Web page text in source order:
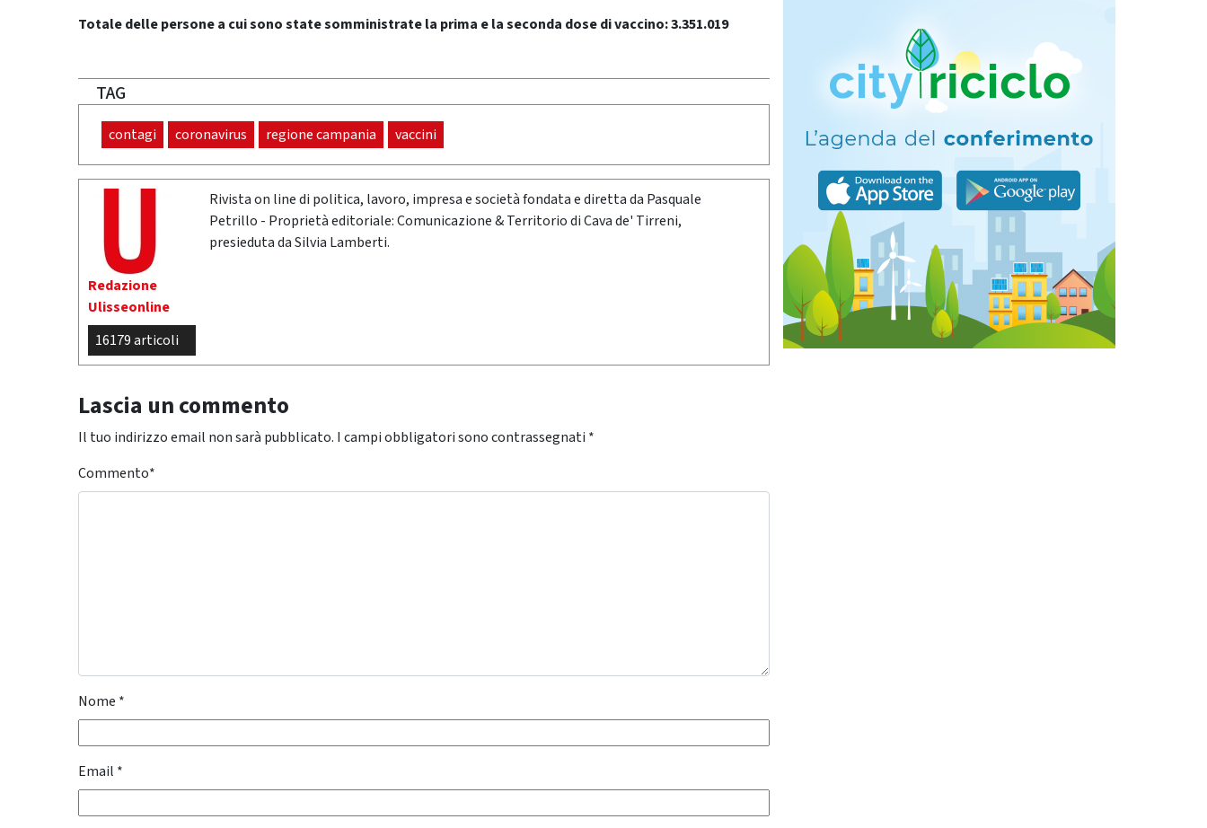
Totale delle persone a cui sono state somministrate la prima e la seconda dose di vaccino: 3.351.019
TAG
contagi coronavirus regione campania vaccini
Redazione
Ulisseonline
16179 articoli
Rivista on line di politica, lavoro, impresa e società fondata e diretta da Pasquale
Petrillo - Proprietà editoriale: Comunicazione & Territorio di Cava de' Tirreni,
presieduta da Silvia Lamberti.
Lascia un commento
Il tuo indirizzo email non sarà pubblicato. I campi obbligatori sono contrassegnati *
Commento*
Nome *
Email *